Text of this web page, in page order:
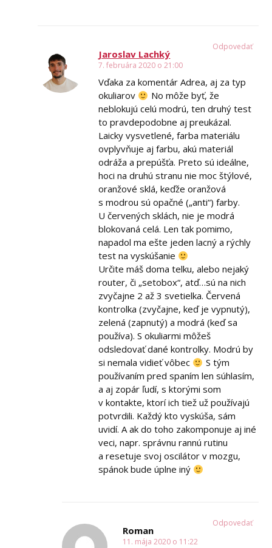
Jaroslav Lachký
7. februára 2020 o 21:00
Vďaka za komentár Adrea, aj za typ
okuliarov
No môže byť, že
neblokujú celú modrú, ten druhý test
to pravdepodobne aj preukázal.
Laicky vysvetlené, farba materiálu
ovplyvňuje aj farbu, akú materiál
odráža a prepúšťa. Preto sú ideálne,
hoci na druhú stranu nie moc štýlové,
oranžové sklá, keďže oranžová
s modrou sú opačné („anti“) farby.
U červených sklách, nie je modrá
blokovaná celá. Len tak pomimo,
napadol ma ešte jeden lacný a rýchly
test na vyskúšanie
Určite máš doma telku, alebo nejaký
router, či „setobox“, atď…sú na nich
zvyčajne 2 až 3 svetielka. Červená
kontrolka (zvyčajne, keď je vypnutý),
zelená (zapnutý) a modrá (keď sa
používa). S okuliarmi môžeš
odsledovať dané kontrolky. Modrú by
si nemala vidieť vôbec
S tým
používaním pred spaním len súhlasím,
a aj zopár ľudí, s ktorými som
v kontakte, ktorí ich tiež už používajú
potvrdili. Každý kto vyskúša, sám
uvidí. A ak do toho zakomponuje aj iné
veci, napr. správnu rannú rutinu
a resetuje svoj oscilátor v mozgu,
spánok bude úplne iný
Odpovedať
Roman
11. mája 2020 o 11:22
Odpovedať